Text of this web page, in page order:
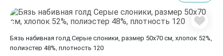
Бязь набивная голд Серые слоники, размер 50х70 см, хлопок 52%,
полиэстер 48%, плотность 120